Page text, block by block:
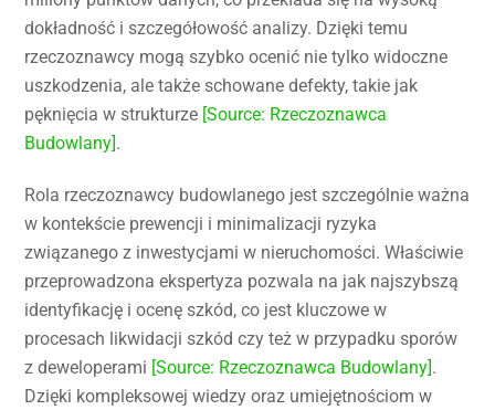
dokładność i szczegółowość analizy. Dzięki temu
rzeczoznawcy mogą szybko ocenić nie tylko widoczne
uszkodzenia, ale także schowane defekty, takie jak
pęknięcia w strukturze [Source: Rzeczoznawca
Budowlany].
Rola rzeczoznawcy budowlanego jest szczególnie ważna
w kontekście prewencji i minimalizacji ryzyka
związanego z inwestycjami w nieruchomości. Właściwie
przeprowadzona ekspertyza pozwala na jak najszybszą
identyfikację i ocenę szkód, co jest kluczowe w
procesach likwidacji szkód czy też w przypadku sporów
z deweloperami [Source: Rzeczoznawca Budowlany].
Dzięki kompleksowej wiedzy oraz umiejętnościom w